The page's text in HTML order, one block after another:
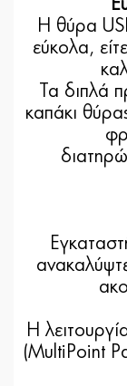
Η θύρα
εύκολα,
Τα διπλά
καπάκι
H
(MultiPoint